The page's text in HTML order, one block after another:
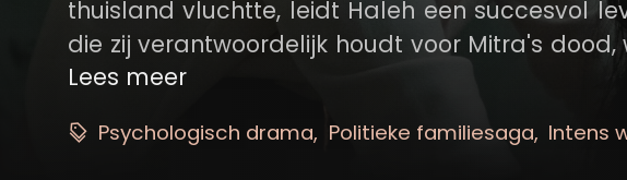
thuisland vluchtte, leidt Haleh een succesvol
die zij verantwoordelijk houdt voor Mitra's
verstoord. Maar de vrouw, die nu zelf ook
toe en wordt verscheurd tussen twijfel en
Lees meer
Psychologisch drama Politieke familiesaga Intens